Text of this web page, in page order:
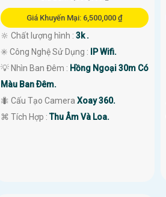
Giá Khuyến Mại: 6,500,000 ₫
🔆 Chất lượng hình : 3k .
✳️ Công Nghệ Sử Dụng :
IP Wifi.
💡 Nhìn Ban Đêm : Hồng Ngoại 30m Có
Màu Ban Ðêm.
🐜 Cấu Tạo Camera Xoay 360.
️⌘ Tích Hợp :Thu Âm Và Loa.